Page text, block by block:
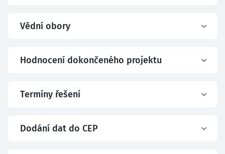
Vědní obory
Hodnocení dokončeného projektu
Termíny řešení
Dodání dat do CEP